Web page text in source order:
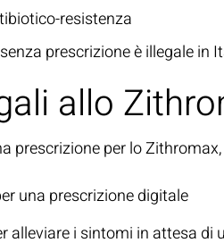
resistenza
prescrizione è illegale in
allo
prescrizione per lo
una prescrizione digitale
alleviare i sintomi in attesa di